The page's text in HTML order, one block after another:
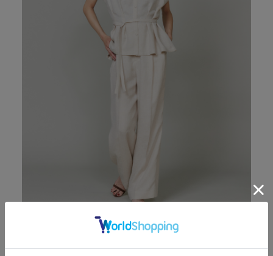
タックブラウス